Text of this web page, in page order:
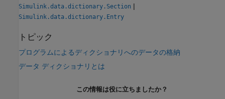
Simulink.data.dictionary.Section |
Simulink.data.dictionary.Entry
トピック
プログラムによるディクショナリへのデータの格納
データ ディクショナリとは
この情報は役に立ちましたか？